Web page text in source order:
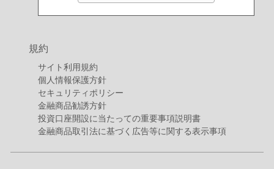
規約
サイト利用規約
個人情報保護方針
セキュリティポリシー
金融商品勧誘方針
投資口座開設に当たっての重要事項説明書
金融商品取引法に基づく広告等に関する表示事項